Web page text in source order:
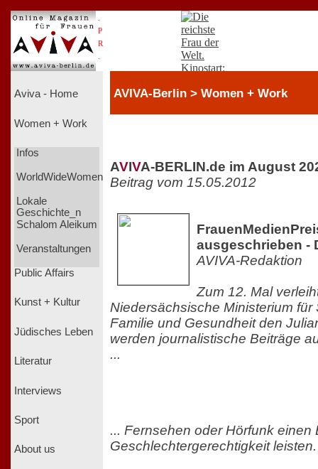
P
R
Aviva - Home
Women + Work
Infos
WorldWideWomen
Lokale
Geschichte_n
Schalom Aleikum
Veranstaltungen
Public Affairs
Kunst + Kultur
Jüdisches Leben
Literatur
Interviews
Sport
About us
AVIVA-Berlin > Women + Work
AVIVA-BERLIN.de im August
Beitrag vom 15.05.2012
ausgeschrieben -
AVIVA-Redaktion
Zum 12. Mal
Niedersächsische Ministerium für
Familie und Gesundheit den
werden journalistische Beiträge
...
... Fernsehen oder Hörfunk einen
Geschlechtergerechtigkeit leisten.